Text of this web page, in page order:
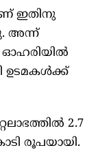
ഇതിനു
അന്ന്
ഉടമകൾക്ക്
2.7
രൂപയായി.